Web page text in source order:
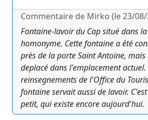
Commentaire de Mirko (le 23/08/
Fontaine-lavoir du Cap situé dans
homonyme. Cette fontaine a été
près de la porte Saint Antoine,
deplacé dans l'emplacement actuel.
reinsegnements de l'Office du
fontaine servait aussi de lavoir.
petit, qui existe encore aujourd'hui.